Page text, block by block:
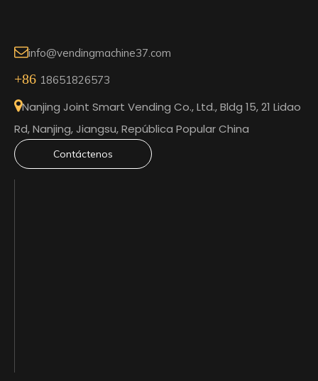
info@vendingmachine37.com
+86 18651826573
Nanjing Joint Smart Vending Co., Ltd., Bldg 15, 21 Lidao
Rd, Nanjing, Jiangsu, República Popular China
Contáctenos